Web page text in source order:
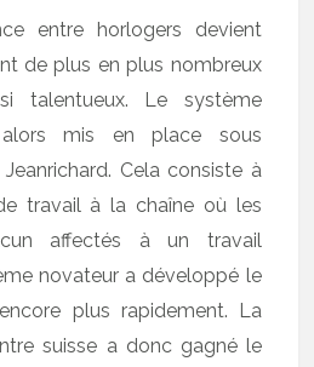
entre horlogers devient
de plus en plus nombreux
talentueux. Le système
alors mis en place sous
Cela consiste à
travail à la chaîne où les
affectés à un travail
novateur a développé le
plus rapidement. La
suisse a donc gagné le